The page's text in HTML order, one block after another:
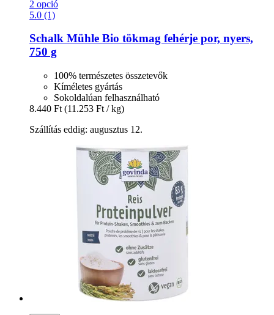
2 opció
5.0 (1)
Schalk Mühle Bio tökmag fehérje por, nyers,
750 g
100% természetes összetevők
Kíméletes gyártás
Sokoldalúan felhasználható
8.440 Ft (11.253 Ft / kg)
Szállítás eddig: augusztus 12.